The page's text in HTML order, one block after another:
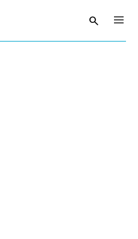
searchAvaa haku